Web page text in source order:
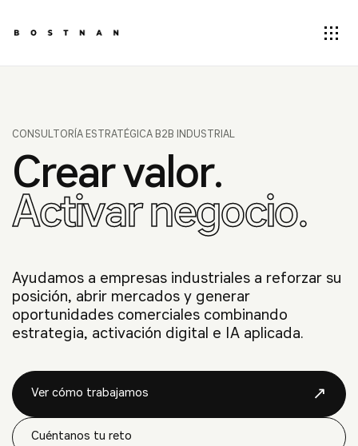
CONSULTORÍA ESTRATÉGICA B2B INDUSTRIAL
Crear valor.
Activar negocio.
Ayudamos a empresas industriales a reforzar su
posición, abrir mercados y generar
oportunidades comerciales combinando
estrategia, activación digital e IA aplicada.
Ver cómo trabajamos ↗
Cuéntanos tu reto